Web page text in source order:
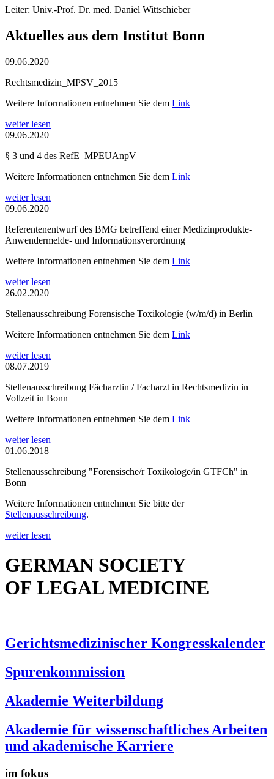
Leiter: Univ.-Prof. Dr. med. Daniel Wittschieber
Aktuelles aus dem Institut Bonn
09.06.2020
Rechtsmedizin_MPSV_2015
Weitere Informationen entnehmen Sie dem Link
weiter lesen
09.06.2020
§ 3 und 4 des RefE_MPEUAnpV
Weitere Informationen entnehmen Sie dem Link
weiter lesen
09.06.2020
Referentenentwurf des BMG betreffend einer Medizinprodukte-
Anwendermelde- und Informationsverordnung
Weitere Informationen entnehmen Sie dem Link
weiter lesen
26.02.2020
Stellenausschreibung Forensische Toxikologie (w/m/d) in Berlin
Weitere Informationen entnehmen Sie dem Link
weiter lesen
08.07.2019
Stellenausschreibung Fächarztin / Facharzt in Rechtsmedizin in
Vollzeit in Bonn
Weitere Informationen entnehmen Sie dem Link
weiter lesen
01.06.2018
Stellenausschreibung "Forensische/r Toxikologe/in GTFCh" in
Bonn
Weitere Informationen entnehmen Sie bitte der
Stellenausschreibung.
weiter lesen
GERMAN SOCIETY
OF LEGAL MEDICINE
Gerichtsmedizinischer Kongresskalender
Spurenkommission
Akademie Weiterbildung
Akademie für wissenschaftliches Arbeiten
und akademische Karriere
im fokus